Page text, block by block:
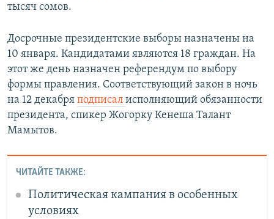
тысяч сомов.
Досрочные президентские выборы назначены на
10 января. Кандидатами являются 18 граждан. На
этот же день назначен референдум по выбору
формы правления. Соответствующий закон в ночь
на 12 декабря подписал исполняющий обязанности
президента, спикер Жогорку Кенеша Талант
Мамытов.
ЧИТАЙТЕ ТАКЖЕ:
Политическая кампания в особенных
условиях